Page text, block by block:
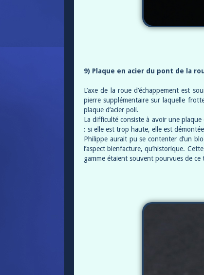
9) Plaque en acier du pont de la
L’axe de la roue d’échappement est
pierre supplémentaire sur laquelle
plaque d’acier poli.
La difficulté consiste à avoir une
: si elle est trop haute, elle est
Philippe aurait pu se contenter d’un
l’aspect bienfacture, qu’historique.
gamme étaient souvent pourvues de ce